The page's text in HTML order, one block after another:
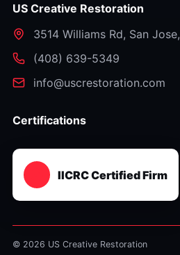
US Creative Restoration
3514 Williams Rd, San Jose,
⁦(408) 639-5349⁩
info@uscrestoration.com
Certifications
IICRC Certified Firm
© 2026 US Creative Restoration